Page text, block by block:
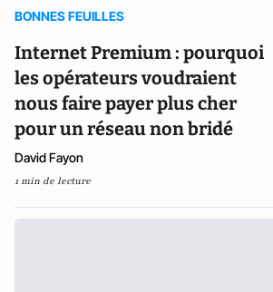
BONNES FEUILLES
Internet Premium : pourquoi
les opérateurs voudraient
nous faire payer plus cher
pour un réseau non bridé
David Fayon
1 min de lecture